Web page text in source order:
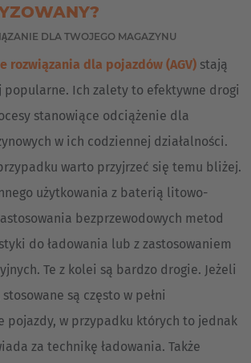
DLA TWOJEGO MAGAZYNU
rozwiązania dla pojazdów (AGV) stają
popularne. Ich zalety to efektywne drogi
stanowiące odciążenie dla
w ich codziennej działalności.
warto przyjrzeć się temu bliżej.
użytkowania z baterią litowo-
bezprzewodowych metod
do ładowania lub z zastosowaniem
Te z kolei są bardzo drogie. Jeżeli
są często w pełni
pojazdy, w przypadku których to jednak
za technikę ładowania. Także